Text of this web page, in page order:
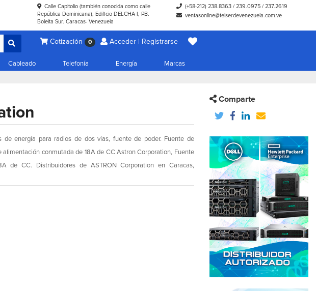
Calle Capitolio (también conocida como calle
República Dominicana), Edificio DELCHA I, PB.
Boleíta Sur. Caracas- Venezuela
(+58-212) 238.8363 /239.0975 /237.2619
ventasonline@telserdevenezuela.com.ve
Cotización 0 Acceder | Registrarse
Cableado Telefonía Energía Marcas
de energía para radios de dos vías, fuente de poder. Fuente de
conmutada de 18A de CC Astron Corporation, Fuente
de CC. Distribuidores de ASTRON Corporation en Caracas,
Comparte